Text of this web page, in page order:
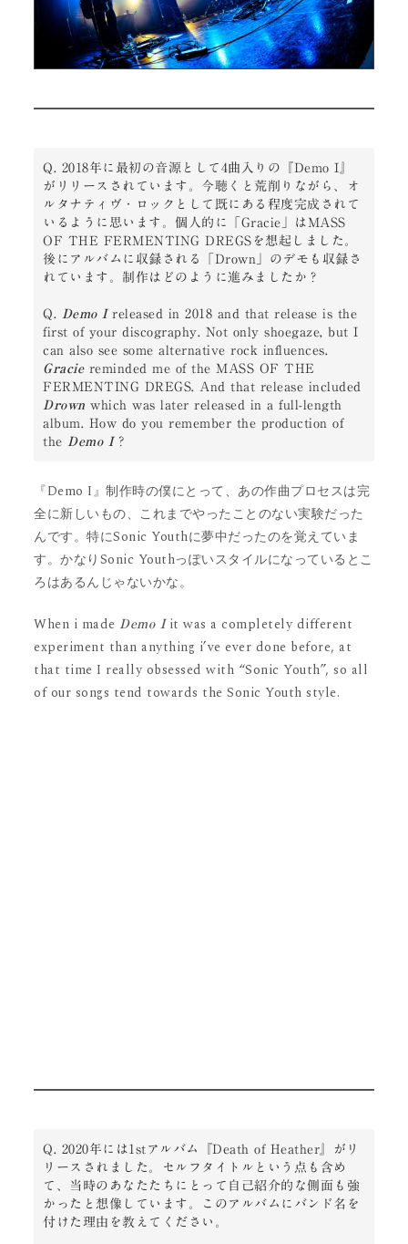
Q. 2018年に最初の音源として4曲入りの『Demo I』
がリリースされています。今聴くと荒削りながら、オ
ルタナティヴ・ロックとして既にある程度完成されて
いるように思います。個人的に「Gracie」はMASS
OF THE FERMENTING DREGSを想起しました。
後にアルバムに収録される「Drown」のデモも収録さ
れています。制作はどのように進みましたか？
Q. Demo I released in 2018 and that release is the
first of your discography. Not only shoegaze, but I
Gracie reminded me of the MASS OF THE
Drown which was later released in a full-length
album. How do you remember the production of
the Demo I ?
『Demo I』制作時の僕にとって、あの作曲プロセスは完
全に新しいもの、これまでやったことのない実験だった
んです。特にSonic Youthに夢中だったのを覚えていま
す。かなりSonic Youthっぽいスタイルになっているとこ
ろはあるんじゃないかな。
When i madeDemo Iit was a completely different
experiment than anything i’ve ever done before, at
that time I really obsessed with “Sonic Youth”, so all
of our songs tend towards the Sonic Youth style.
Q. 2020年には1stアルバム『Death of Heather』がリ
リースされました。セルフタイトルという点も含め
て、当時のあなたたちにとって自己紹介的な側面も強
かったと想像しています。このアルバムにバンド名を
付けた理由を教えてください。